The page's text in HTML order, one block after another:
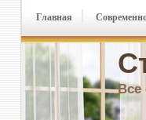
Все
Главная